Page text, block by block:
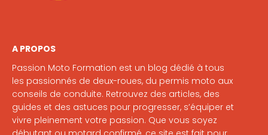
A PROPOS
Passion Moto Formation est un blog dédié à tous
les passionnés de deux-roues, du permis moto aux
conseils de conduite. Retrouvez des articles, des
guides et des astuces pour progresser, s’équiper et
vivre pleinement votre passion. Que vous soyez